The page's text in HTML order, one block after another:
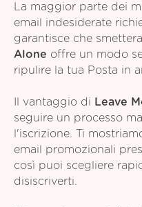
La maggior parte dei
email indesiderate
garantisce che
Alone offre un modo
ripulire la tua Posta in
Il vantaggio di Leave
seguire un processo
l'iscrizione. Ti
email promozionali
così puoi scegliere
disiscriverti.